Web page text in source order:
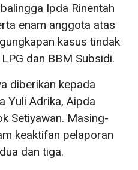
Ipda Rinentah
enam anggota atas
kasus tindak
dan BBM Subsidi.
diberikan kepada
Yuli Adrika, Aipda
Setiyawan. Masing-
keaktifan pelaporan
dan tiga.